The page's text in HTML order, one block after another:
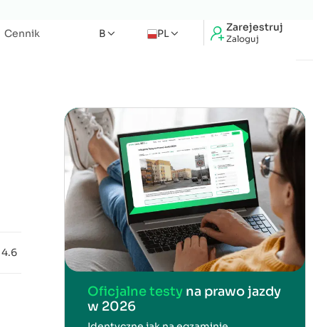
Zarejestruj
Zaloguj
PL
Cennik B
4.6
Oficjalne testy na prawo jazdy
w 2026